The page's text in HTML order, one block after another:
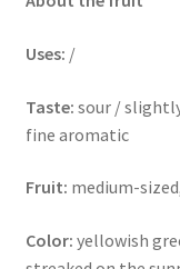
Uses: /
Taste: sour /
fine aromatic
Fruit: medium-
Color: yellowish